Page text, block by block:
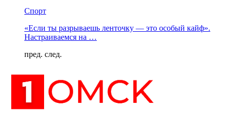
Спорт
«Если ты разрываешь ленточку — это особый кайф».
Настраиваемся на …
пред. след.